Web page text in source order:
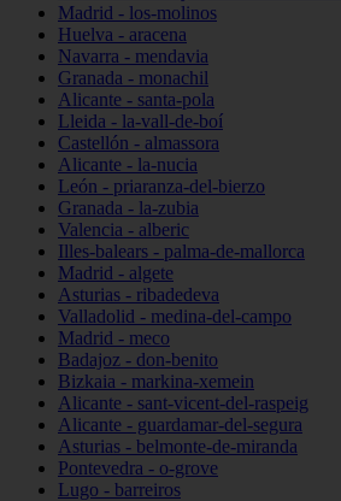
Madrid - los-molinos
Huelva - aracena
Navarra - mendavia
Granada - monachil
Alicante - santa-pola
Lleida - la-vall-de-boí
Castellón - almassora
Alicante - la-nucia
León - priaranza-del-bierzo
Granada - la-zubia
Valencia - alberic
Illes-balears - palma-de-mallorca
Madrid - algete
Asturias - ribadedeva
Valladolid - medina-del-campo
Madrid - meco
Badajoz - don-benito
Bizkaia - markina-xemein
Alicante - sant-vicent-del-raspeig
Alicante - guardamar-del-segura
Asturias - belmonte-de-miranda
Pontevedra - o-grove
Lugo - barreiros